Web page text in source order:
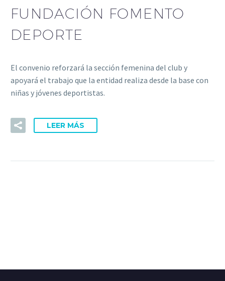
FUNDACIÓN FOMENTO
DEPORTE
El convenio reforzará la sección femenina del club y
apoyará el trabajo que la entidad realiza desde la base con
niñas y jóvenes deportistas.
LEER MÁS